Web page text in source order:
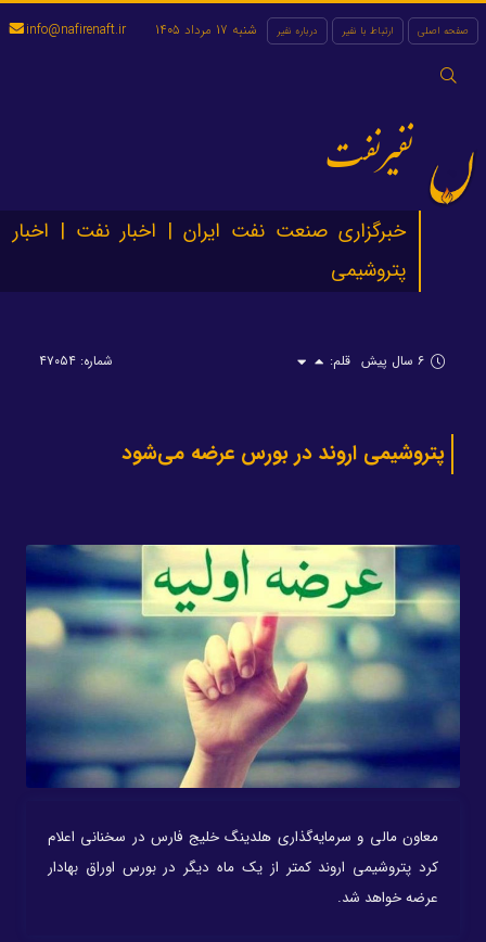
صفحه اصلی ارتباط با نفیر درباره نفیر
جستجو
شنبه 17 مرداد 1405 info@nafirenaft.ir
نفیرنفت
خبرگزاری صنعت نفت ایران | اخبار نفت | اخبار
پتروشیمی
۶ سال پیش قلم: شماره: ۴۷۰۵۴
پتروشیمی اروند در بورس عرضه می‌شود
معاون مالی و سرمایه‌گذاری هلدینگ خلیج فارس در سخنانی اعلام
کرد پتروشیمی اروند کمتر از یک ماه دیگر در بورس اوراق بهادار
عرضه خواهد شد.